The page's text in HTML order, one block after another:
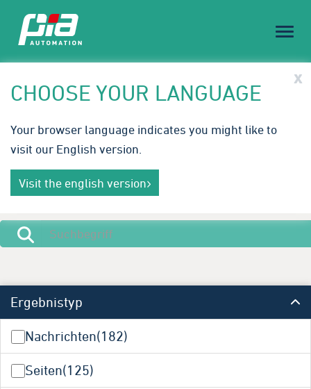
Toggle
23.-24. September 2026
Innovative Automatisierungslösungen für die
Medizintechnik. Wir freuen uns auf Ihren Besuch in
Galway.
Mehr erfahren
Ergebnistyp
Nachrichten(182)
Seiten(125)
CHOOSE YOUR LANGUAGE
Your browser language indicates you might like to
visit our English version.
Visit the english version
x